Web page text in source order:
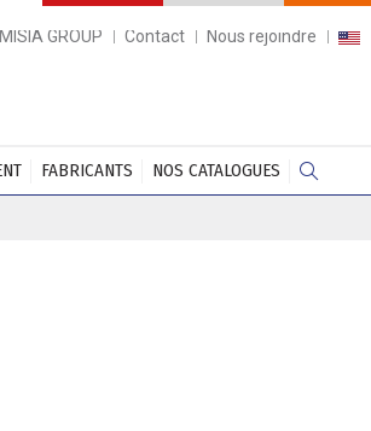
GROUP Contact Nous rejoindre
FABRICANTS NOS CATALOGUES